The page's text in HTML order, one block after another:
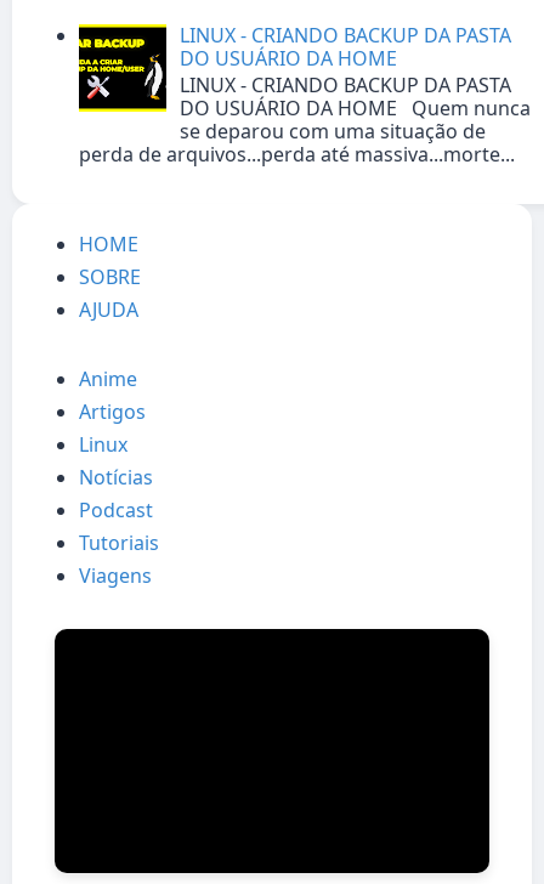
LINUX - CRIANDO BACKUP DA PASTA
DO USUÁRIO DA HOME
LINUX - CRIANDO BACKUP DA PASTA
DO USUÁRIO DA HOME Quem nunca
se deparou com uma situação de
perda de arquivos...perda até massiva...morte...
HOME
SOBRE
AJUDA
Anime
Artigos
Linux
Notícias
Podcast
Tutoriais
Viagens